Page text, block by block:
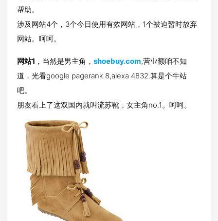
帮助。
涉及网站4个，3个今日使用有效网站，1个被迫暂时放弃
网站。呵呵。
网站1 ，当然是男主角， shoebuy.com,营业额咱不知
道，光看google pagerank 8,alexa 4832.算是个牛站
吧。
朋友看上了这双国内就叫流苏靴，女主角no.1。呵呵。